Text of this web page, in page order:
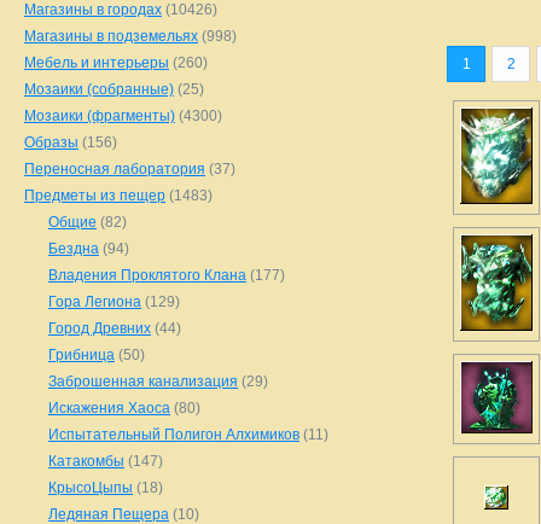
1 2
Магазины в городах (10426)
Магазины в подземельях (998)
Мебель и интерьеры (260)
Мозаики (собранные) (25)
Мозаики (фрагменты) (4300)
Образы (156)
Переносная лаборатория (37)
Предметы из пещер (1483)
Общие (82)
Бездна (94)
Владения Проклятого Клана (177)
Гора Легиона (129)
Город Древних (44)
Грибница (50)
Заброшенная канализация (29)
Искажения Хаоса (80)
Испытательный Полигон Алхимиков (11)
Катакомбы (147)
КрысоЦыпы (18)
Ледяная Пещера (10)